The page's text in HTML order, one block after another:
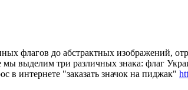
флагов до абстрактных изображений,
выделим три различных знака: флаг
интернете "заказать значок на пиджак"